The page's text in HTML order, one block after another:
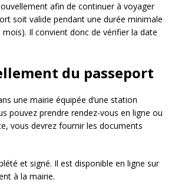
afin de continuer à voyager
soit valide pendant une durée minimale
Il convient donc de vérifier la date
du passeport
une mairie équipée d’une station
pouvez prendre rendez-vous en ligne ou
vous devrez fournir les documents
et signé. Il est disponible en ligne sur
à la mairie.